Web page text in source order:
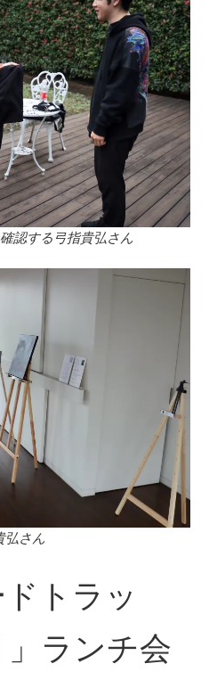
認する弓指貴弘さん
弘さん
トラッ
ランチ会